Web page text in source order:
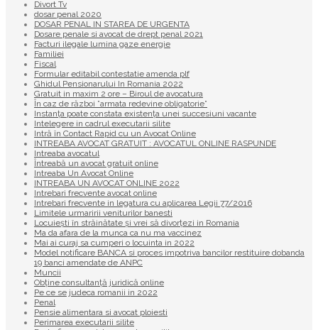
Divort Tv
dosar penal 2020
DOSAR PENAL IN STAREA DE URGENTA
Dosare penale si avocat de drept penal 2021
Facturi ilegale lumina gaze energie
Familiei
Fiscal
Formular editabil contestatie amenda plf
Ghidul Pensionarului In Romania 2022
Gratuit in maxim 2 ore – Biroul de avocatura
În caz de război ”armata redevine obligatorie”
Instanța poate constata existenţa unei succesiuni vacante
Intelegere in cadrul executarii silite
Intră în Contact Rapid cu un Avocat Online
INTREABA AVOCAT GRATUIT : AVOCATUL ONLINE RASPUNDE
Intreaba avocatul
Întreabă un avocat gratuit online
Intreaba Un Avocat Online
INTREABA UN AVOCAT ONLINE 2022
Intrebari frecvente avocat online
Intrebari frecvente in legatura cu aplicarea Legii 77/2016
Limitele urmaririi veniturilor banesti
Locuiești în străinătate și vrei să divorțezi in Romania
Ma da afara de la munca ca nu ma vaccinez
Mai ai curaj sa cumperi o locuinta in 2022
Model notificare BANCA si proces impotriva bancilor restituire dobanda
19 banci amendate de ANPC
Muncii
Obține consultanță juridică online
Pe ce se judeca romanii in 2022
Penal
Pensie alimentara si avocat ploiesti
Perimarea executarii silite